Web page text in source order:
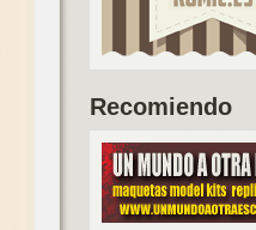
Recomiendo